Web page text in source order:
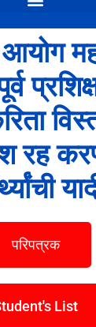
रह
परिपत्रक
List